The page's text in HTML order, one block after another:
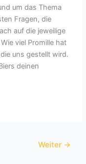
um das Thema
Fragen, die
auf die jeweilige
viel Promille hat
uns gestellt wird.
deinen
Weiter →